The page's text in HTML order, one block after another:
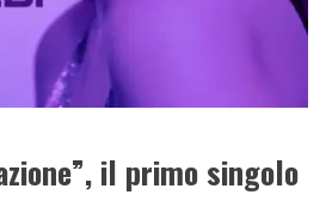
il primo singolo